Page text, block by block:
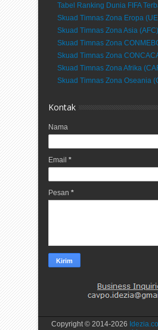
Tabel Ranking Dunia FIFA
Skuad Timnas Zona Eropa
Skuad Timnas Zona Asia (AFC)
Skuad Timnas Zona
Skuad Timnas Zona
Skuad Timnas Zona Afrika
Skuad Timnas Zona Oseania
Kontak
Nama
Email *
Pesan *
Copyright © 2014-2026